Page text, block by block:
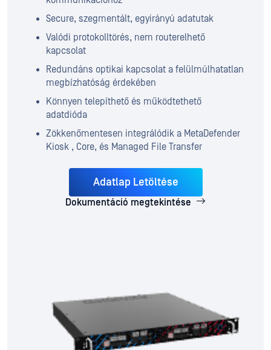
Secure, szegmentált, egyirányú adatutak
Valódi protokolltörés, nem routerelhető
kapcsolat
Redundáns optikai kapcsolat a felülmúlhatatlan
megbízhatóság érdekében
Könnyen telepíthető és működtethető
adatdióda
Zökkenőmentesen integrálódik a MetaDefender
Kiosk , Core, és Managed File Transfer
Adatlap Letöltése
Dokumentáció megtekintése